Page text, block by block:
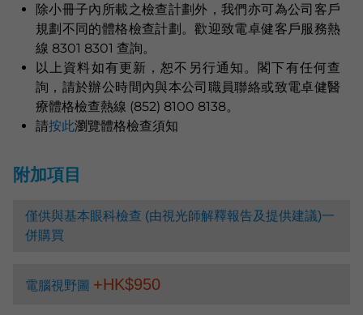
除小冊子內所載之檢查計劃外，我們亦可為公司客戶
規劃不同的體格檢查計劃。歡迎致電卓健客戶服務熱
線 8301 8301 查詢。
以上資料如有更新，恕不另行通知。閣下有任何查
詢，請於辦公時間內與本公司職員聯絡或致電卓健醫
療體格檢查熱線 (852) 8100 8138。
請按此瀏覽體格檢查須知
附加項目
僅供與基本眼科檢查 (由視光師解釋報告及提供建議)一
併購買
電腦視野圖 +HK$950